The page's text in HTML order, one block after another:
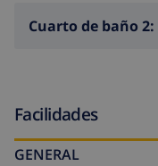
Cuarto de baño 2:
Facilidades
GENERAL